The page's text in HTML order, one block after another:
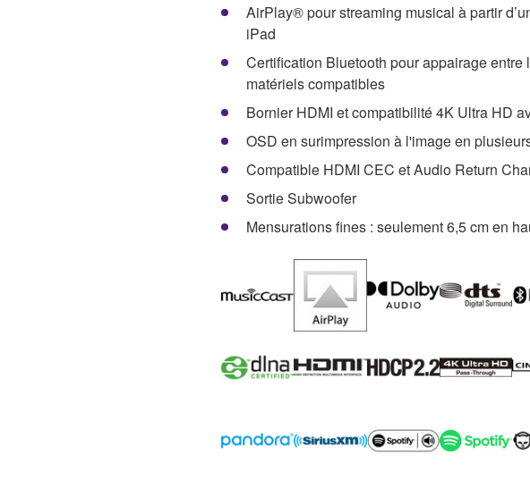
AirPlay® pour streaming musical à partir
iPad
Certification Bluetooth pour appairage entre
matériels compatibles
Bornier HDMI et compatibilité 4K Ultra HD
OSD en surimpression à l'image en
Compatible HDMI CEC et Audio Return
Sortie Subwoofer
Mensurations fines : seulement 6,5 cm en